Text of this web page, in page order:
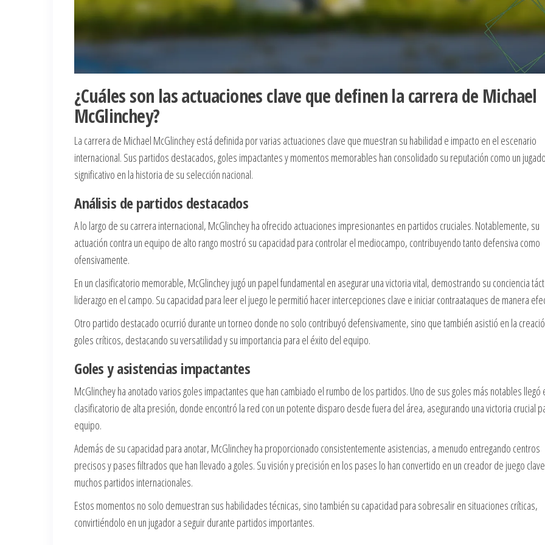
¿Cuáles son las actuaciones clave que definen la carrera de Michael
McGlinchey?
La carrera de Michael McGlinchey está definida por varias actuaciones clave que muestran su habilidad e impacto en el escenario
internacional. Sus partidos destacados, goles impactantes y momentos memorables han consolidado su reputación como un
significativo en la historia de su selección nacional.
Análisis de partidos destacados
A lo largo de su carrera internacional, McGlinchey ha ofrecido actuaciones impresionantes en partidos cruciales. Notablemente, su
actuación contra un equipo de alto rango mostró su capacidad para controlar el mediocampo, contribuyendo tanto defensiva como
ofensivamente.
En un clasificatorio memorable, McGlinchey jugó un papel fundamental en asegurar una victoria vital, demostrando su conciencia
liderazgo en el campo. Su capacidad para leer el juego le permitió hacer intercepciones clave e iniciar contraataques de manera
Otro partido destacado ocurrió durante un torneo donde no solo contribuyó defensivamente, sino que también asistió en la
goles críticos, destacando su versatilidad y su importancia para el éxito del equipo.
Goles y asistencias impactantes
McGlinchey ha anotado varios goles impactantes que han cambiado el rumbo de los partidos. Uno de sus goles más notables llegó
clasificatorio de alta presión, donde encontró la red con un potente disparo desde fuera del área, asegurando una victoria crucial
equipo.
Además de su capacidad para anotar, McGlinchey ha proporcionado consistentemente asistencias, a menudo entregando centros
precisos y pases filtrados que han llevado a goles. Su visión y precisión en los pases lo han convertido en un creador de juego
muchos partidos internacionales.
Estos momentos no solo demuestran sus habilidades técnicas, sino también su capacidad para sobresalir en situaciones críticas,
convirtiéndolo en un jugador a seguir durante partidos importantes.